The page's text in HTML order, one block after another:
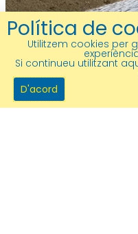
Política de
Utilitzem cookies per
Si continueu utilitzant
D'acord